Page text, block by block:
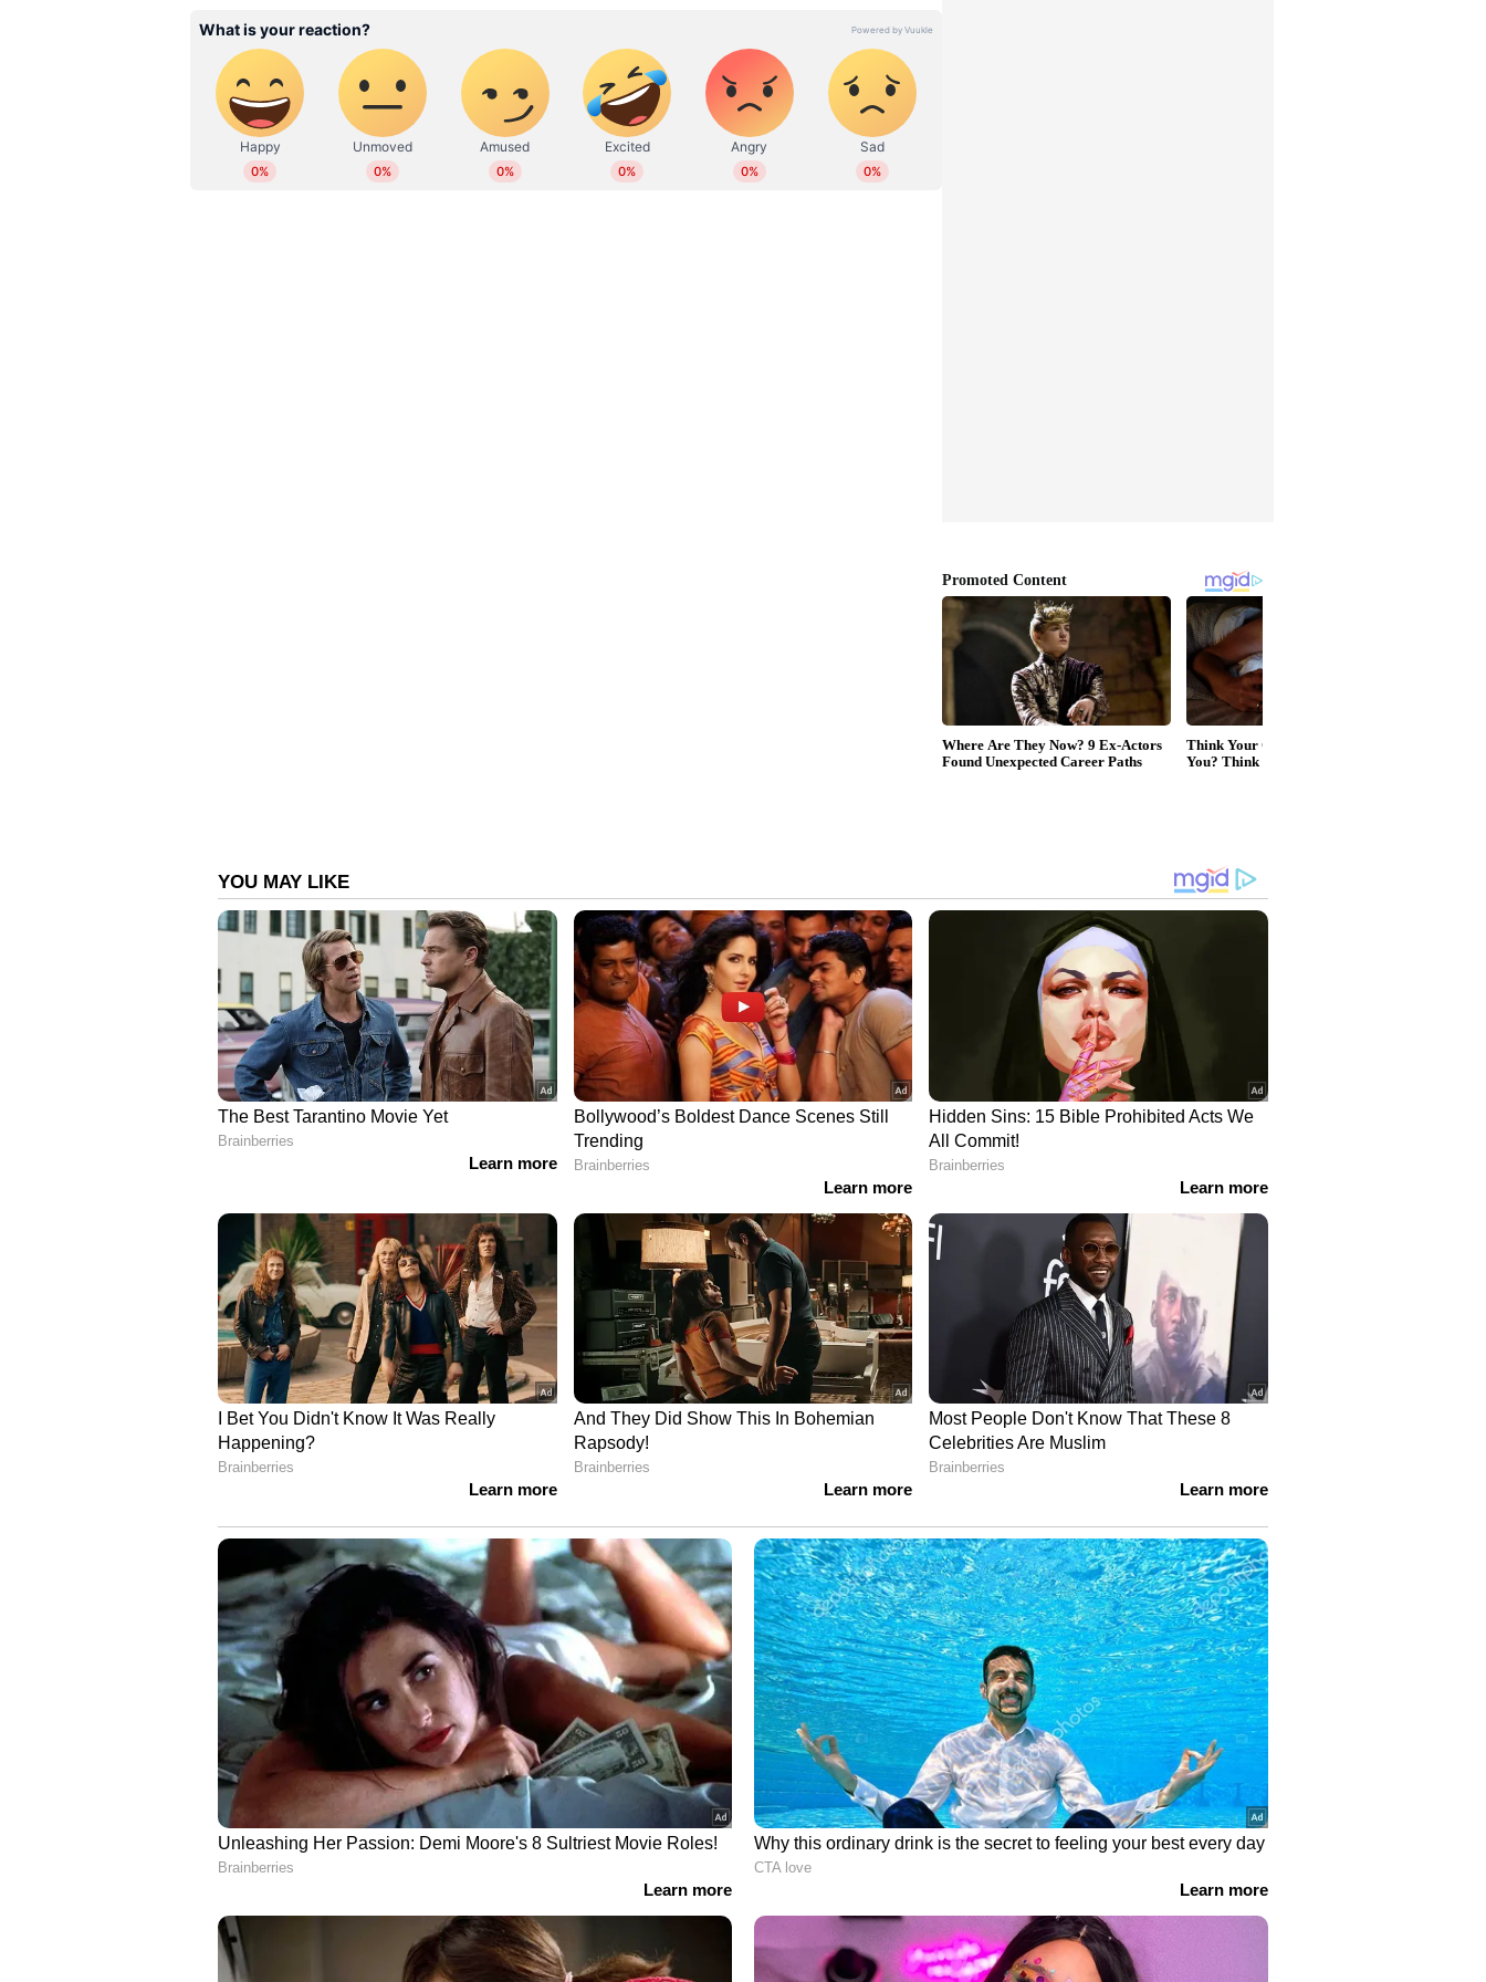
he problem is not with KL being the captain. (I prefer pant to be the captain,
since KL doesn’t have it to be the aggressive captain, he chokes under pressure as
a batsman, I don’t have any hope him leading. LSG he lost the semi by
statpadding). Pujara VC is a joke! 😂— bhuvy.eth (@BhuvyEth)December 11, 2022
-tweet">
Now when I think of it, it really baffles me why he was taken off as the VC. Pujara was
there in Eng but Pant was VC, now Pujara. I thought they preferred experience but it
looks like that's not the case.
— Pranav Nair (@leg_gully)December 11, 2022